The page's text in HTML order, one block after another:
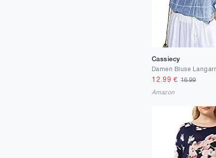
Cassiecy
12.99 €16.99
Amazon